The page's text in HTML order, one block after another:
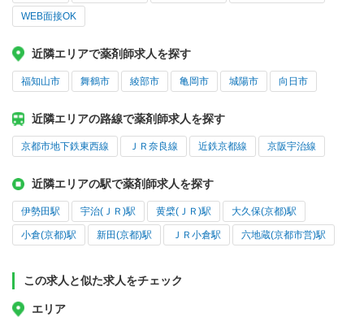
WEB面接OK
近隣エリアで薬剤師求人を探す
福知山市 舞鶴市 綾部市 亀岡市 城陽市 向日市
近隣エリアの路線で薬剤師求人を探す
京都市地下鉄東西線 ＪＲ奈良線 近鉄京都線 京阪宇治線
近隣エリアの駅で薬剤師求人を探す
伊勢田駅 宇治(ＪＲ)駅 黄檗(ＪＲ)駅 大久保(京都)駅
小倉(京都)駅 新田(京都)駅 ＪＲ小倉駅 六地蔵(京都市営)駅
この求人と似た求人をチェック
エリア